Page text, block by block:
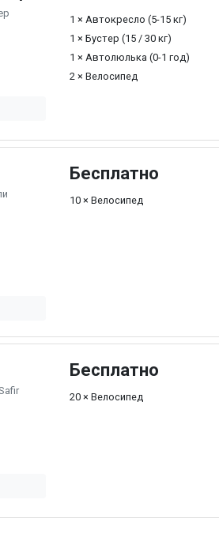
1 × Автокресло (5-15 кг)
1 × Бустер (15 / 30 кг)
1 × Автолюлька (0-1 год)
2 × Велосипед
Бесплатно
10 × Велосипед
Бесплатно
20 × Велосипед